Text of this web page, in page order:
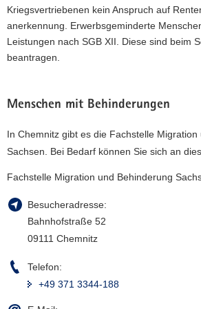
Kriegsvertriebenen kein Anspruch auf
anerkennung. Erwerbsgeminderte
Leistungen nach SGB XII. Diese sind beim
beantragen.
Menschen mit Behinderungen
In Chemnitz gibt es die Fachstelle Migration
Sachsen. Bei Bedarf können Sie sich an
Fachstelle Migration und Behinderung
Besucheradresse:
Bahnhofstraße 52
09111 Chemnitz
Telefon:
+49 371 3344-188